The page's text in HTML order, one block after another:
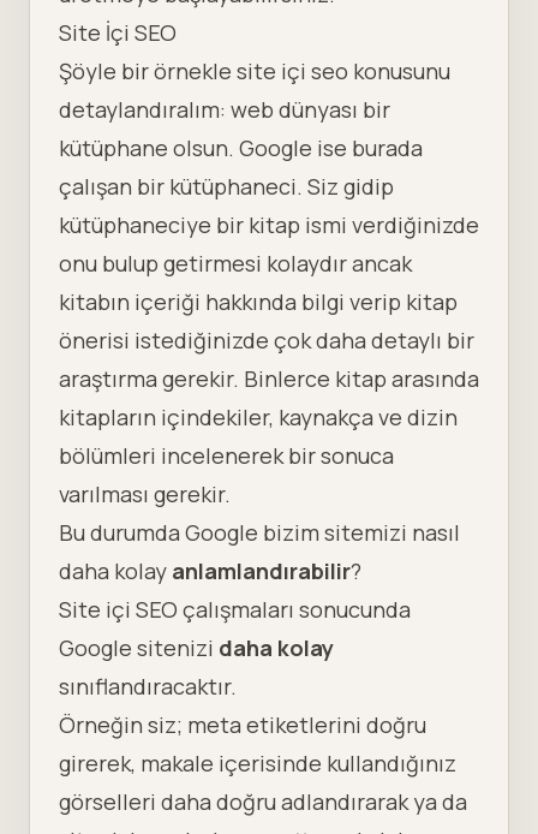
Site İçi SEO
Şöyle bir örnekle site içi seo konusunu
detaylandıralım: web dünyası bir
kütüphane olsun. Google ise burada
çalışan bir kütüphaneci. Siz gidip
kütüphaneciye bir kitap ismi verdiğinizde
onu bulup getirmesi kolaydır ancak
kitabın içeriği hakkında bilgi verip kitap
önerisi istediğinizde çok daha detaylı bir
araştırma gerekir. Binlerce kitap arasında
kitapların içindekiler, kaynakça ve dizin
bölümleri incelenerek bir sonuca
varılması gerekir.
Bu durumda Google bizim sitemizi nasıl
daha kolay anlamlandırabilir?
Site içi SEO çalışmaları sonucunda
Google sitenizi daha kolay
sınıflandıracaktır.
Örneğin siz; meta etiketlerini doğru
girerek, makale içerisinde kullandığınız
görselleri daha doğru adlandırarak ya da